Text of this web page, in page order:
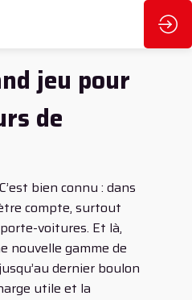
jeu pour
de
bien connu : dans
compte, surtout
voitures. Et là,
nouvelle gamme de
dernier boulon
utile et la